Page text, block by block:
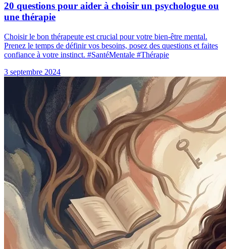
20 questions pour aider à choisir un psychologue ou
une thérapie
Choisir le bon thérapeute est crucial pour votre bien-être mental.
Prenez le temps de définir vos besoins, posez des questions et faites
confiance à votre instinct. #SantéMentale #Thérapie
3 septembre 2024